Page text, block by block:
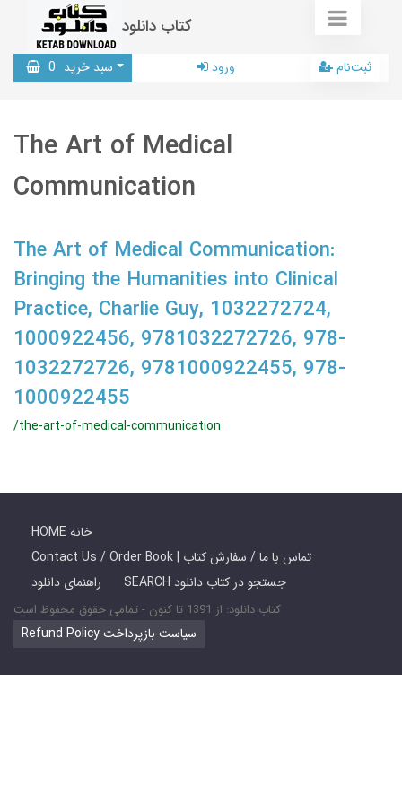
کتاب دانلود
سبد خرید 0 ورود ثبت‌نام
The Art of Medical
Communication
The Art of Medical Communication:
Bringing the Humanities into Clinical
Practice, Charlie Guy, 1032272724,
1000922456, 9781032272726, 978-
1032272726, 9781000922455, 978-
1000922455
/the-art-of-medical-communication
HOME خانه
Contact Us / Order Book | تماس با ما / سفارش کتاب
راهنمای دانلود
SEARCH جستجو در کتاب دانلود
کتاب دانلود: از 1391 تا کنون - تمامی حقوق محفوظ است
Refund Policy سیاست بازپرداخت